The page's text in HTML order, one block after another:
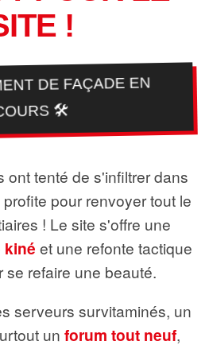
!
DE FAÇADE EN
🛠️
ont tenté de s'infiltrer dans
pour renvoyer tout le
! Le site s'offre une
kiné et une refonte tactique
se refaire une beauté.
serveurs survitaminés, un
un forum tout neuf,